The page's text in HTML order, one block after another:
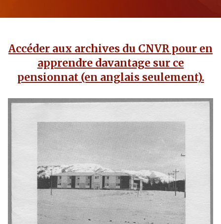
Accéder aux archives du CNVR pour en
apprendre davantage sur ce
pensionnat (en anglais seulement).